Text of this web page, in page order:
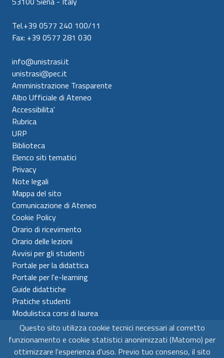
Questo sito utilizza cookie tecnici necessari al corretto
funzionamento e cookie statistici anonimizzati (Matomo) per
ottimizzare l'esperienza d'uso. Previo tuo consenso, il sito
Tel.+39 0577 240 100/11
Fax: +39 0577 281 030
info@unistrasi.it
unistrasi@pec.it
Amministrazione Trasparente
Albo Ufficiale di Ateneo
Accessibilita'
Rubrica
URP
Biblioteca
Elenco siti tematici
Privacy
Note legali
Mappa del sito
Comunicazione di Ateneo
Cookie Policy
Orario di ricevimento
Orario delle lezioni
Avvisi per gli studenti
Portale per la didattica
Portale per l'e-learning
Guide didattiche
Pratiche studenti
Modulistica corsi di laurea
Universitá per Stranieri di Siena
C.F. 80007610522 - P.IVA 00980510523